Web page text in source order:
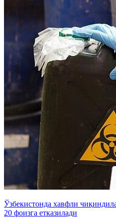
Ўзбекистонда хавфли
20 фоизга етказилади